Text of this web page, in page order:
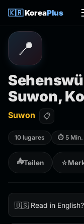
🇰🇷KoreaPlus
📍
Suwon,
Suwon 📋
10 lugares ⏱ 5 Min.
📤Teilen ☆
🇺🇸 Read in English?